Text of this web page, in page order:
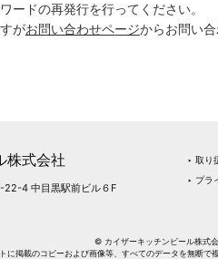
ードの再発行を行ってください。
がお問い合わせページからお問い合
株式会社
22-4 中目黒駅前ビル６F
‣ 取り
‣ プラ
© カイザーキッチンビール株式
に掲載のコピーおよび画像等、すべてのデータを無断で